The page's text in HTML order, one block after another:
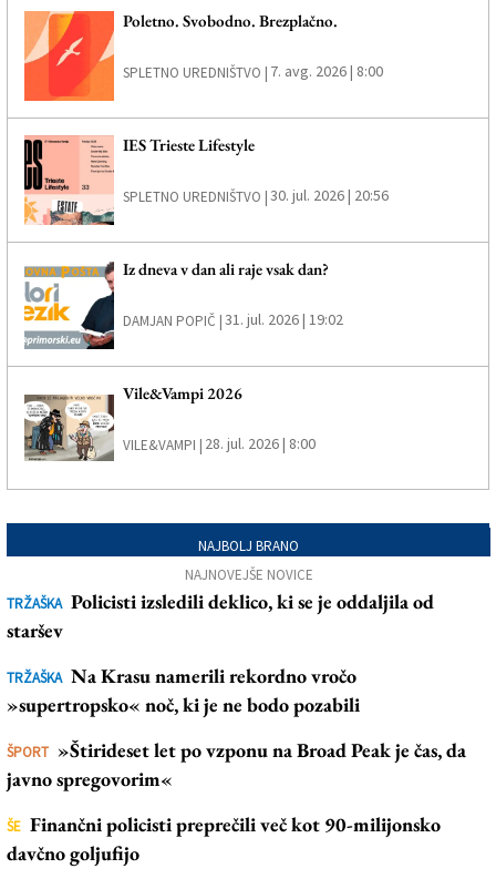
Poletno. Svobodno. Brezplačno.
SPLETNO UREDNIŠTVO | 7. avg. 2026 | 8:00
IES Trieste Lifestyle
SPLETNO UREDNIŠTVO |30. jul. 2026 | 20:56
Iz dneva v dan ali raje vsak dan?
DAMJAN POPIČ |31. jul. 2026 | 19:02
Vile&Vampi 2026
VILE&VAMPI | 28. jul. 2026 | 8:00
NAJBOLJ BRANO
NAJNOVEJŠE NOVICE
TRŽAŠKA Policisti izsledili deklico, ki se je oddaljila od
staršev
TRŽAŠKA Na Krasu namerili rekordno vročo
»supertropsko« noč, ki je ne bodo pozabili
ŠPORT »Štirideset let po vzponu na Broad Peak je čas, da
javno spregovorim«
ŠE Finančni policisti preprečili več kot 90-milijonsko
davčno goljufijo